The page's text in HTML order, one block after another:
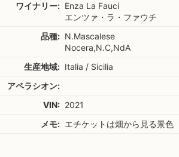
ワイナリー: Enza La Fauci
エンツァ・ラ・ファウチ
品種: N.Mascalese
Nocera,N.C,NdA
生産地域: Italia / Sicilia
アペラシオン:
VIN: 2021
メモ: エチケットは畑から見る景色